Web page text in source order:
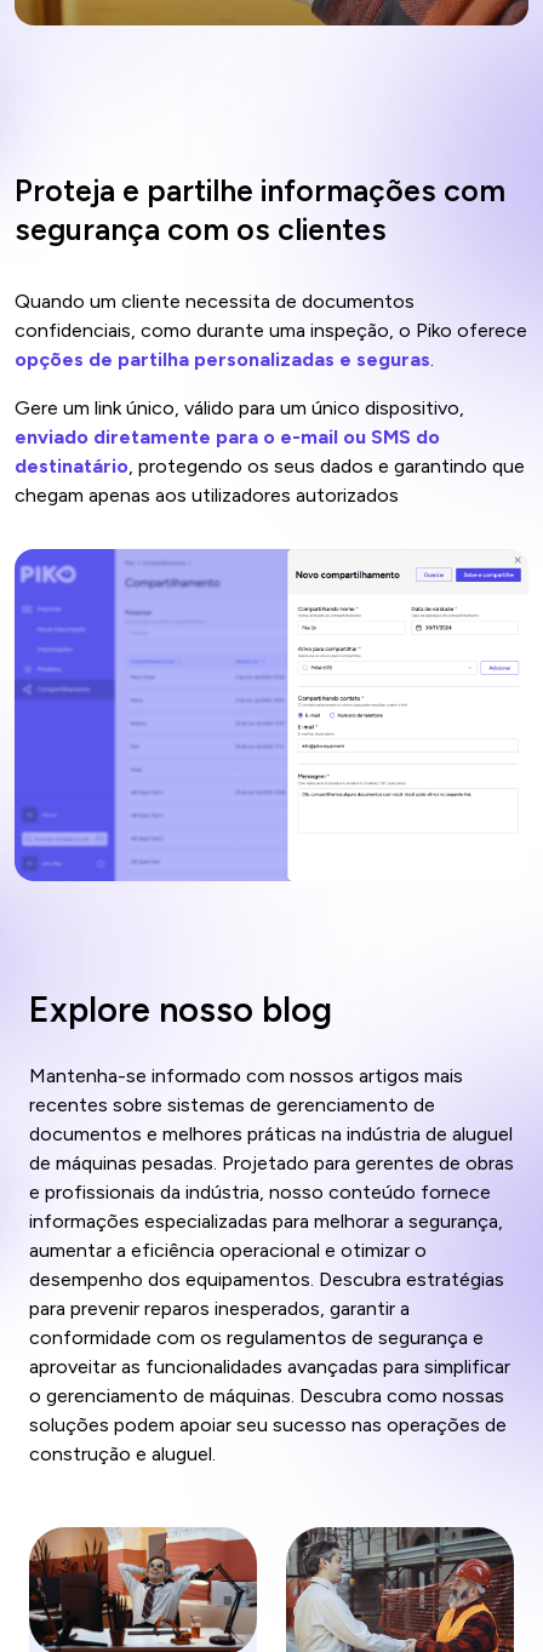
Proteja e partilhe informações com
segurança com os clientes
Quando um cliente necessita de documentos
confidenciais, como durante uma inspeção, o Piko oferece
opções de partilha personalizadas e seguras
Gere um link único, válido para um único dispositivo,
enviado diretamente para o e-mail ou SMS do
destinatário , protegendo os seus dados e garantindo que
chegam apenas aos utilizadores autorizados
Explore nosso blog
Mantenha-se informado com nossos artigos mais
recentes sobre sistemas de gerenciamento de
documentos e melhores práticas na indústria de aluguel
de máquinas pesadas. Projetado para gerentes de obras
e profissionais da indústria, nosso conteúdo fornece
informações especializadas para melhorar a segurança,
aumentar a eficiência operacional e otimizar o
desempenho dos equipamentos. Descubra estratégias
para prevenir reparos inesperados, garantir a
conformidade com os regulamentos de segurança e
aproveitar as funcionalidades avançadas para simplificar
o gerenciamento de máquinas. Descubra como nossas
soluções podem apoiar seu sucesso nas operações de
construção e aluguel.